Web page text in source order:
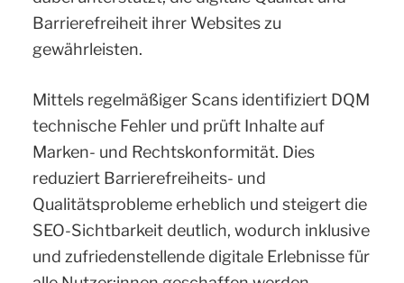
Barrierefreiheit ihrer Websites zu
gewährleisten.
Mittels regelmäßiger Scans identifiziert DQM
technische Fehler und prüft Inhalte auf
Marken- und Rechtskonformität. Dies
reduziert Barrierefreiheits- und
Qualitätsprobleme erheblich und steigert die
SEO-Sichtbarkeit deutlich, wodurch inklusive
und zufriedenstellende digitale Erlebnisse für